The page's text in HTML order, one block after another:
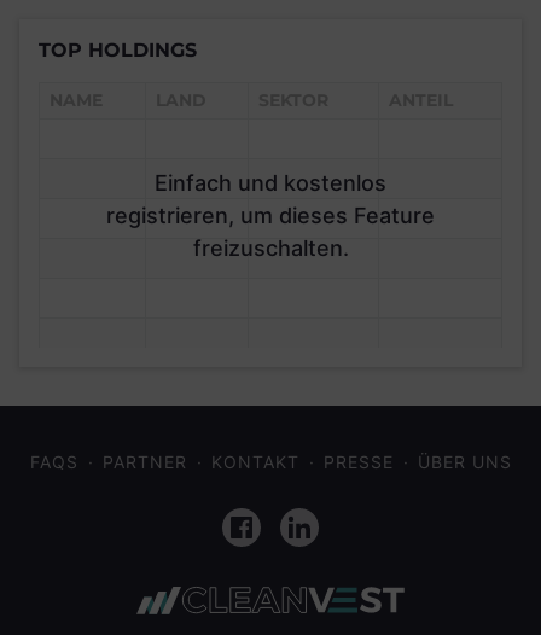
TOP HOLDINGS
Einfach und kostenlos
registrieren, um dieses Feature
freizuschalten.
FAQS PARTNER KONTAKT PRESSE ÜBER UNS
FacebookLinkedIn